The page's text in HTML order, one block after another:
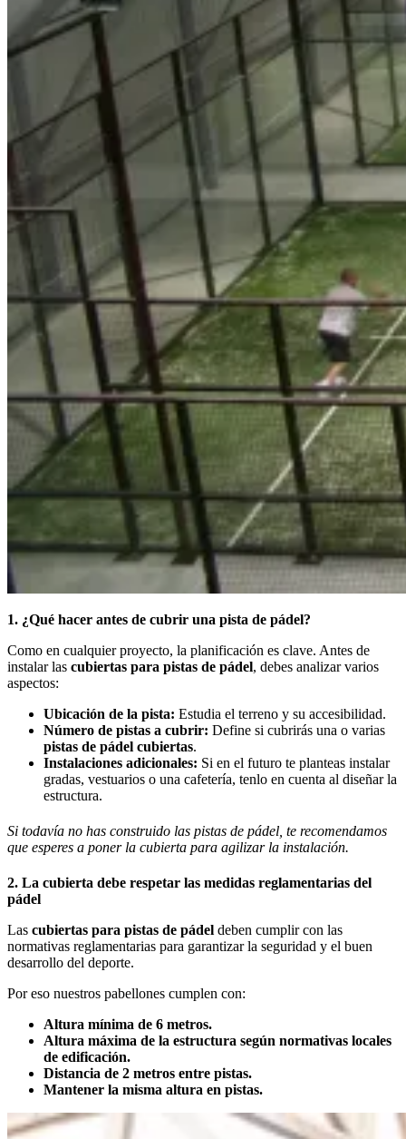
1. ¿Qué hacer antes de cubrir una pista de pádel?
Como en cualquier proyecto, la planificación es clave. Antes de
instalar las cubiertas para pistas de pádel, debes analizar varios
aspectos:
Ubicación de la pista: Estudia el terreno y su accesibilidad.
Número de pistas a cubrir: Define si cubrirás una o varias
pistas de pádel cubiertas.
Instalaciones adicionales: Si en el futuro te planteas instalar
gradas, vestuarios o una cafetería, tenlo en cuenta al diseñar la
estructura.
Si todavía no has construido las pistas de pádel, te recomendamos
que esperes a poner la cubierta para agilizar la instalación.
2. La cubierta debe respetar las medidas reglamentarias del
pádel
Las cubiertas para pistas de pádel deben cumplir con las
normativas reglamentarias para garantizar la seguridad y el buen
desarrollo del deporte.
Por eso nuestros pabellones cumplen con:
Altura mínima de 6 metros.
Altura máxima de la estructura según normativas locales
de edificación.
Distancia de 2 metros entre pistas.
Mantener la misma altura en pistas.